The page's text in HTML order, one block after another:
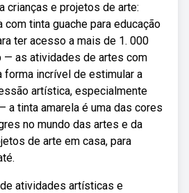
crianças e projetos de arte:
tinta guache para educação
ter acesso a mais de 1. 000
— as atividades de artes com
forma incrível de estimular a
artística, especialmente
a tinta amarela é uma das cores
no mundo das artes e da
de arte em casa, para
atividades artísticas e